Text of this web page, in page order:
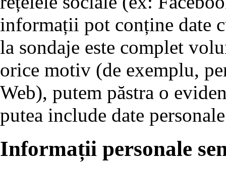
informații pot conține date
la sondaje este complet
orice motiv (de exemplu,
Web), putem păstra o
putea include date
Informații personale